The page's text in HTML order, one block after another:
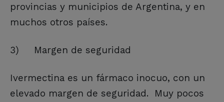
provincias y municipios de Argentina, y en
muchos otros países.
3) Margen de seguridad
Ivermectina es un fármaco inocuo, con un
elevado margen de seguridad. Muy pocos